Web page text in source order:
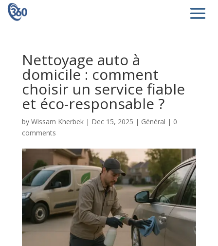
Nettoyage auto à
domicile : comment
choisir un service fiable
et éco-responsable ?
by Wissam Kherbek| Dec 15, 2025 | Général | 0
comments